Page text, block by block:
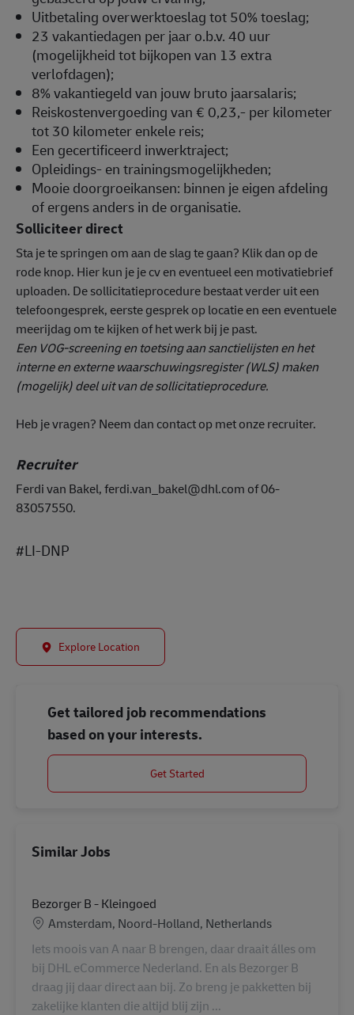
Uitbetaling overwerktoeslag tot 50% toeslag;
23 vakantiedagen per jaar o.b.v. 40 uur
(mogelijkheid tot bijkopen van 13 extra
verlofdagen);
8% vakantiegeld van jouw bruto jaarsalaris;
Reiskostenvergoeding van € 0,23,- per kilometer
tot 30 kilometer enkele reis;
Een gecertificeerd inwerktraject;
Opleidings- en trainingsmogelijkheden;
Mooie doorgroeikansen: binnen je eigen afdeling
of ergens anders in de organisatie.
Solliciteer direct
Sta je te springen om aan de slag te gaan? Klik dan op de
rode knop. Hier kun je je cv en eventueel een motivatiebrief
uploaden. De sollicitatieprocedure bestaat verder uit een
telefoongesprek, eerste gesprek op locatie en een eventuele
meerijdag om te kijken of het werk bij je past.
Een VOG-screening en toetsing aan sanctielijsten en het
interne en externe waarschuwingsregister (WLS) maken
(mogelijk) deel uit van de sollicitatieprocedure.
Heb je vragen? Neem dan contact op met onze recruiter.
Recruiter
Ferdi van Bakel, ferdi.van_bakel@dhl.com of 06-
83057550.
#LI-DNP
Explore Location
Get tailored job recommendations
based on your interests.
Get Started
Similar Jobs
Bezorger B - Kleingoed
Location
Amsterdam, Noord-Holland, Netherlands
Iets moois van A naar B brengen, daar draait álles om
bij DHL eCommerce Nederland. En als Bezorger B
draag jij daar direct aan bij. Zo breng je pakketten bij
zakelijke klanten die altijd blij zijn ...